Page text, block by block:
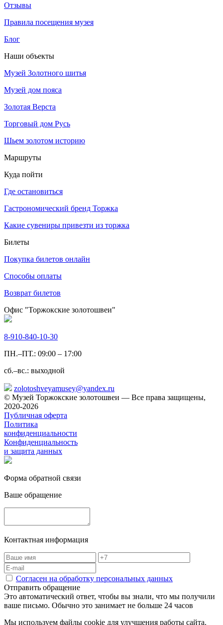
Отзывы
Правила посещения музея
Блог
Наши объекты
Музей Золотного шитья
Музей дом пояса
Золотая Верста
Торговый дом Русь
Шьем золотом историю
Маршруты
Куда пойти
Где остановиться
Гастрономический бренд Торжка
Какие сувениры привезти из торжка
Билеты
Покупка билетов онлайн
Способы оплаты
Возврат билетов
Офис "Торжокские золотошвеи"
8-910-840-10-30
ПН.–ПТ.: 09:00 – 17:00
сб.–вс.: выходной
zolotoshveyamusey@yandex.ru
© Музей Торжокские золотошвеи — Все права защищены,
2020-2026
Публичная оферта
Политика
конфиденциальности
Конфиденциальность
и защита данных
Форма обратной связи
Ваше обращение
Контактная информация
Согласен на обработку персональных данных
Отправить обращение
Это автоматический ответ, чтобы вы знали, что мы получили
ваше письмо. Обычно это занимает не больше 24 часов
Мы используем файлы cookie для улучшения работы сайта.